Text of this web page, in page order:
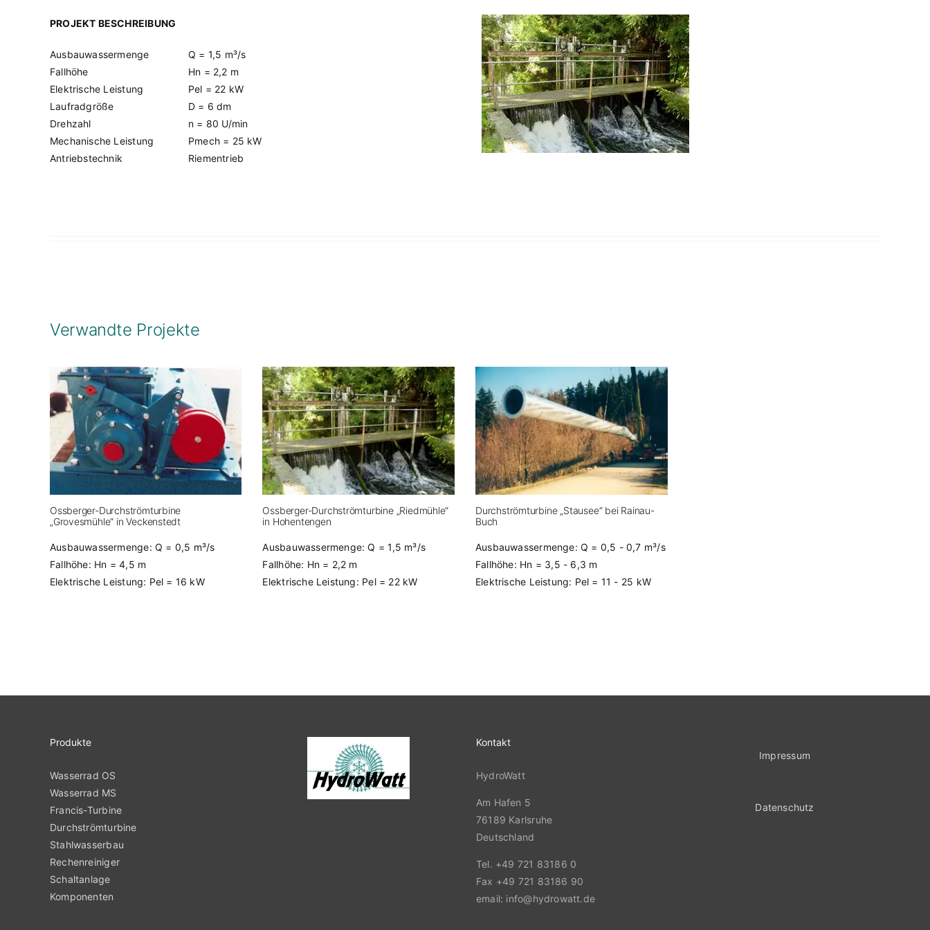
PROJEKT BESCHREIBUNG
Ausbauwassermenge
Fallhöhe
Elektrische Leistung
Laufradgröße
Drehzahl
Mechanische Leistung
Antriebstechnik
Q = 1,5 m³/s
Hn = 2,2 m
Pel = 22 kW
D = 6 dm
n = 80 U/min
Pmech = 25 kW
Riementrieb
Verwandte Projekte
Ossberger-Durchströmturbine
„Grovesmühle“ in Veckenstedt
Ausbauwassermenge: Q = 0,5 m³/s
Fallhöhe: Hn = 4,5 m
Elektrische Leistung: Pel = 16 kW
Ossberger-Durchströmturbine „Riedmühle“
in Hohentengen
Ausbauwassermenge: Q = 1,5 m³/s
Fallhöhe: Hn = 2,2 m
Elektrische Leistung: Pel = 22 kW
Durchströmturbine „Stausee“ bei Rainau-
Buch
Ausbauwassermenge: Q = 0,5 - 0,7 m³/s
Fallhöhe: Hn = 3,5 - 6,3 m
Elektrische Leistung: Pel = 11 - 25 kW
Produkte
Wasserrad OS
Wasserrad MS
Francis-Turbine
Durchströmturbine
Stahlwasserbau
Rechenreiniger
Schaltanlage
Komponenten
Kontakt
HydroWatt
Am Hafen 5
76189 Karlsruhe
Deutschland
Tel. +49 721 83186 0
Fax +49 721 83186 90
email: info@hydrowatt.de
Impressum
Datenschutz